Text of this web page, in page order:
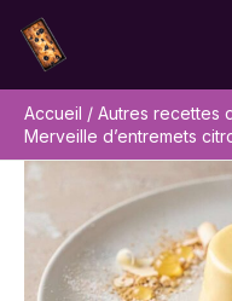
contenu
Accueil
Autres recettes
Merveille d’entremets
Rechercher